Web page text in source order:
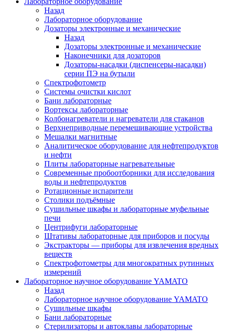
Назад
Лабораторное оборудование
Дозаторы электронные и механические
Назад
Дозаторы электронные и механические
Наконечники для дозаторов
Дозаторы-насадки (диспенсеры-насадки)
серии ПЭ на бутыли
Спектрофотометр
Системы очистки кислот
Бани лабораторные
Вортексы лабораторные
Колбонагреватели и нагреватели для стаканов
Верхнеприводные перемешивающие устройства
Мешалки магнитные
Аналитическое оборудование для нефтепродуктов
и нефти
Плиты лабораторные нагревательные
Современные пробоотборники для исследования
воды и нефтепродуктов
Ротационные испарители
Столики подъёмные
Сушильные шкафы и лабораторные муфельные
печи
Центрифуги лабораторные
Штативы лабораторные для приборов и посуды
Экстракторы — приборы для извлечения вредных
веществ
Спектрофотометры для многократных рутинных
измерений
Лабораторное научное оборудование YAMATO
Назад
Лабораторное научное оборудование YAMATO
Сушильные шкафы
Бани лабораторные
Стерилизаторы и автоклавы лабораторные